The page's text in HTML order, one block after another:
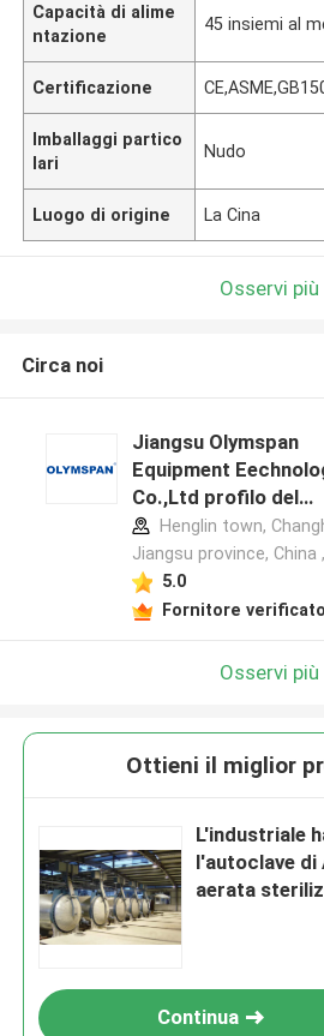
Capacità di alime
ntazione
45 insiemi al
Certificazione
Imballaggi partico
lari
Nudo
Luogo di origine La Cina
Osservi più
Circa noi
Jiangsu Olymspan
Equipment
Co.,Ltd profilo del
produttore
Henglin town,
Jiangsu province, China
5.0
Fornitore verificato
Osservi più
Ottieni il miglior
L'industriale
l'autoclave di
aerata
Continua